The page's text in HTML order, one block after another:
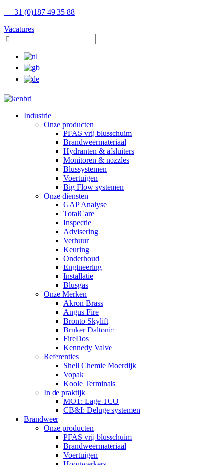
+31 (0)187 49 35 88
Vacatures
Industrie
Onze producten
PFAS vrij blusschuim
Brandweermateriaal
Hydranten & afsluiters
Monitoren & nozzles
Blussystemen
Voertuigen
Big Flow systemen
Onze diensten
GAP Analyse
TotalCare
Inspectie
Advisering
Verhuur
Keuring
Onderhoud
Engineering
Installatie
Blusgas
Onze Merken
Akron Brass
Angus Fire
Bronto Skylift
Bruker Daltonic
FireDos
Kennedy Valve
Referenties
Shell Chemie Moerdijk
Vopak
Koole Terminals
In de praktijk
MOT: Lage TCO
CB&I: Deluge systemen
Brandweer
Onze producten
PFAS vrij blusschuim
Brandweermateriaal
Voertuigen